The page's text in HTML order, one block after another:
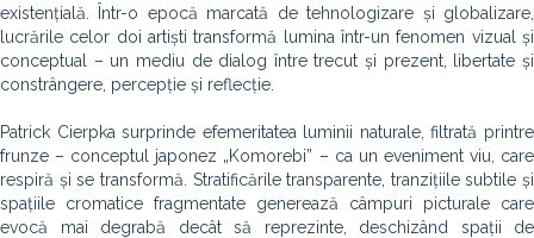
existențială. Într-o epocă marcată de tehnologizare și globalizare,
lucrările celor doi artiști transformă lumina într-un fenomen vizual și
conceptual – un mediu de dialog între trecut și prezent, libertate și
constrângere, percepție și reflecție.
Patrick Cierpka surprinde efemeritatea luminii naturale, filtrată printre
frunze – conceptul japonez „Komorebi” – ca un eveniment viu, care
respiră și se transformă. Stratificările transparente, tranzițiile subtile și
spațiile cromatice fragmentate generează câmpuri picturale care
evocă mai degrabă decât să reprezinte, deschizând spații de